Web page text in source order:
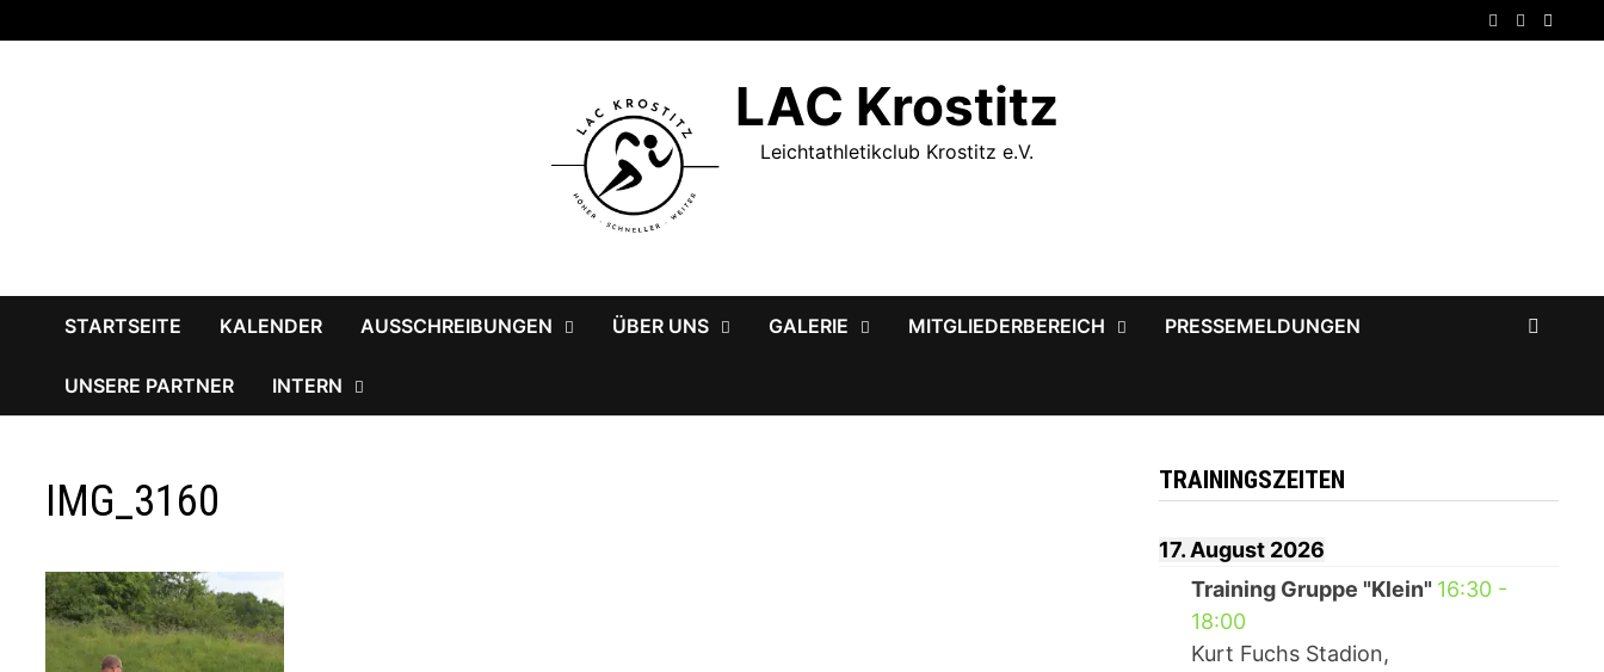
Inhalt
LAC Krostitz
Leichtathletikclub Krostitz e.V.
STARTSEITE KALENDER AUSSCHREIBUNGEN ÜBER UNS GALERIE MITGLIEDERBEREICH PRESSEMELDUNGEN
UNSERE PARTNER INTERN
IMG_3160 TRAININGSZEITEN
17. August 2026
Training Gruppe "Klein" 16:30-
18:00
Kurt Fuchs Stadion,